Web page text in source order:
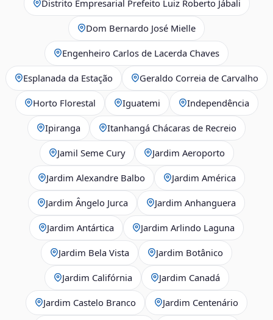
Distrito Empresarial Prefeito Luiz Roberto Jábali
Dom Bernardo José Mielle
Engenheiro Carlos de Lacerda Chaves
Esplanada da Estação Geraldo Correia de Carvalho
Horto Florestal Iguatemi Independência
Ipiranga Itanhangá Chácaras de Recreio
Jamil Seme Cury Jardim Aeroporto
Jardim Alexandre Balbo Jardim América
Jardim Ângelo Jurca Jardim Anhanguera
Jardim Antártica Jardim Arlindo Laguna
Jardim Bela Vista Jardim Botânico
Jardim Califórnia Jardim Canadá
Jardim Castelo Branco Jardim Centenário